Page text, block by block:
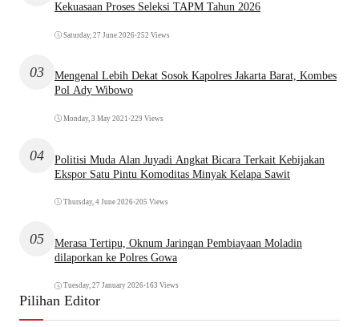
Kekuasaan Proses Seleksi TAPM Tahun 2026
Saturday, 27 June 2026•252 Views
03
Mengenal Lebih Dekat Sosok Kapolres Jakarta Barat, Kombes
Pol Ady Wibowo
Monday, 3 May 2021 •229 Views
04
Politisi Muda Alan Juyadi Angkat Bicara Terkait Kebijakan
Ekspor Satu Pintu Komoditas Minyak Kelapa Sawit
Thursday, 4 June 2026•205 Views
05
Merasa Tertipu, Oknum Jaringan Pembiayaan Moladin
dilaporkan ke Polres Gowa
Tuesday, 27 January 2026•163 Views
Pilihan Editor